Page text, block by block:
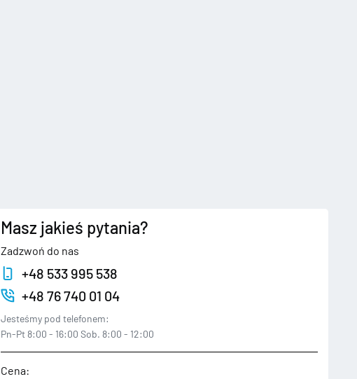
Masz jakieś pytania?
Zadzwoń do nas
+48 533 995 538
+48 76 740 01 04
Jesteśmy pod telefonem:
Pn-Pt 8:00 - 16:00 Sob. 8:00 - 12:00
Cena: